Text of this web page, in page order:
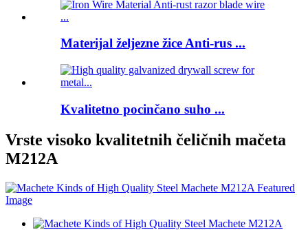
Materijal željezne žice Anti-rus ...
Kvalitetno pocinčano suho ...
Vrste visoko kvalitetnih čeličnih mačeta
M212A